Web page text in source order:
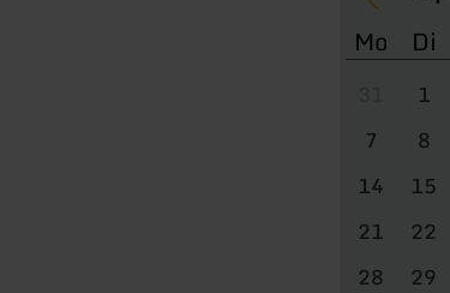
Mo Di
1
7
8
14
15
21
22
28
29